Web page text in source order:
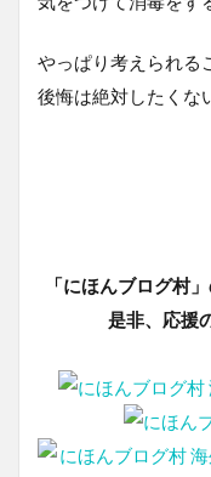
やっぱり考えられる
後悔は絶対したくな
「にほんブログ村
是非、応援